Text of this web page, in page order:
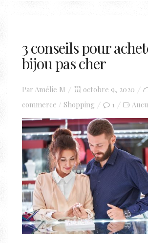
3 conseils pour
bijou pas cher
Par Amélie M
Posted
on
octobre 9, 2020
commerce / Shopping
1